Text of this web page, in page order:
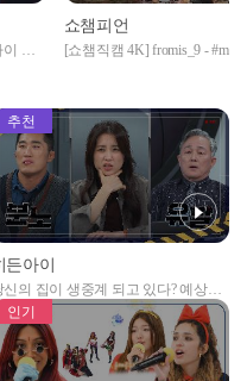
이 니
쇼챔피언
[쇼챔직캠 4K] fromis_9 -
추천
든아이
신의 집이 생중계 되고 있다? 예상치
한 곳에서 일어나는 불법촬영 범죄!
인기